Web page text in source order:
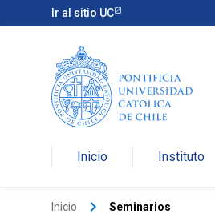
Ir al sitio UC
Inicio Instituto
Inicio keyboard_arrow_right Seminarios